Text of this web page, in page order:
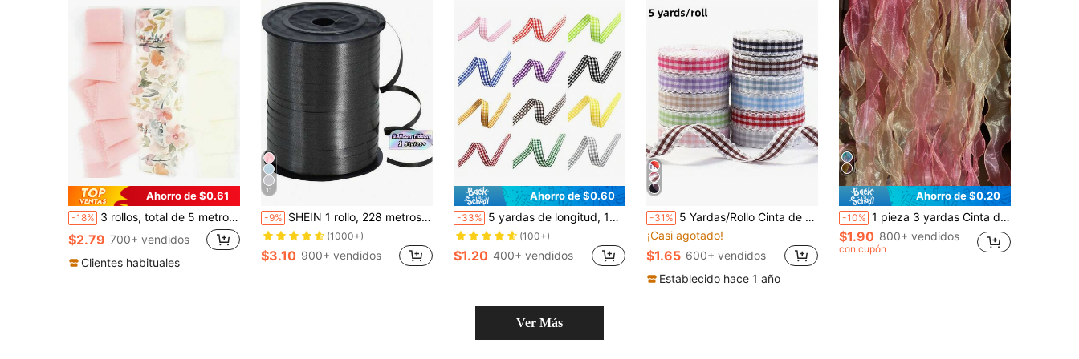
Ahorro de $0.61
-18% 3 rollos, total de 5 metros de cinta de flecos de gasa, 1.5 pulgadas de ancho, 16.5 yardas, adecuada para invitaciones de boda, ramos, manualidades, envoltura de regalos
$2.79 700+ vendidos
Clientes habituales
11
-9% SHEIN 1 rollo, 228 metros de cinta rizada negra para envolver regalos, atar globos, bodas, cumpleaños - Cinta metálica brillante para ramos y envoltorios florales para el Día de San Valentín, bodas, cumpleaños
(1000+)
$3.10 900+ vendidos
Ahorro de $0.60
-33% 5 yardas de longitud, 10mm de ancho Cinta escocesa a cuadros de estilo escocés en negro, blanco y rojo para hacer lazos DIY, envolver regalos, San Valentín
(100+)
$1.20 400+ vendidos
-31% 5 Yardas/Rollo Cinta de Encaje Colorida con Borde Ondulado a Cuadros, Diadema para Mujer, Clip para el Cabello, Aro para el Cabello DIY, Caja de Regalo, Fiesta Festiva, Decoración de Empaque de Tarjetas Hechas a Mano, Accesorios de Scrapbook y Ropa, Adorno de Accesorios de Ropa
¡Casi agotado!
$1.65 600+ vendidos
Establecido hace 1 año
Ahorro de $0.20
-10% 1 pieza 3 yardas Cinta de organza iridiscente en degradado, cinta con borde ondulado y lazo y diseño de cola de pez, decoración navideña
$1.90 800+ vendidos
con cupón
Ver Más